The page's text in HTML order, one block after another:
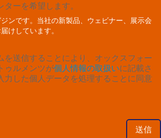
ターを希望します。
ンです。当社の新製品、ウェビナー、展示会
けしています。
を送信することにより、オックスフォー
ゥルメンツが個人情報の取扱いに記載さ
力した個人データを処理することに同意